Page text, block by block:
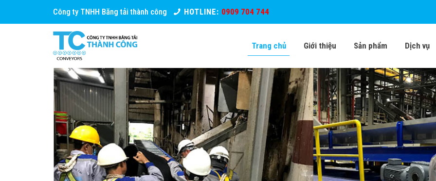
Công ty TNHH Băng tải thành công HOTLINE: 0909 704 744
Trang chủ Giới thiệu Sản phẩm Dịch vụ